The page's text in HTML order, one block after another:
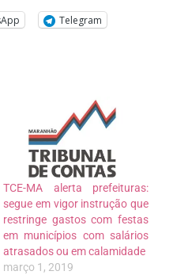
Telegram
TCE-MA alerta prefeituras:
segue em vigor instrução que
restringe gastos com festas
em municípios com salários
atrasados ou em calamidade
março 1, 2019